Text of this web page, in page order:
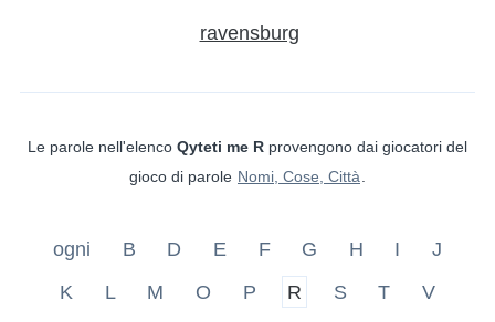
ravensburg
Le parole nell'elenco Qyteti me R provengono dai giocatori del
gioco di parole Nomi, Cose, Città
ogni B D E F G H I
J
K
L M O P R S T V